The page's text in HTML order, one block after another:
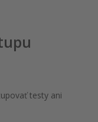
testy ani